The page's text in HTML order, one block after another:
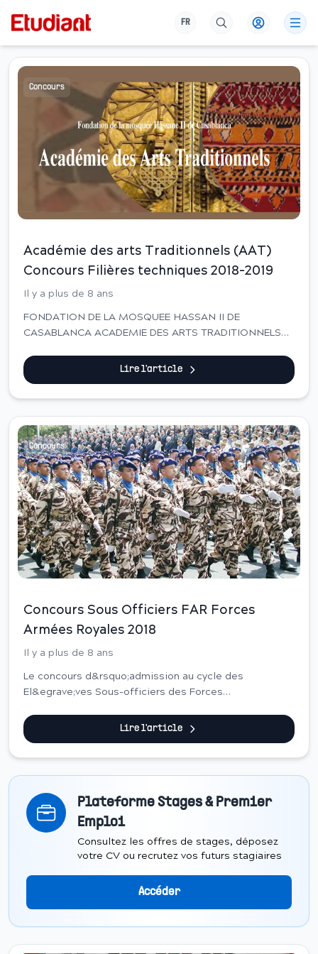
FR
Concours
Académie des arts Traditionnels (AAT)
Concours Filières techniques 2018-2019
Il y a plus de 8 ans
FONDATION DE LA MOSQUEE HASSAN II DE
CASABLANCA ACADEMIE DES ARTS TRADITIONNELS
organise le 15 septembre 2018 un concours
d&rsquo;acc&egrave;s en pr...
Lire l'article
Concours
Concours Sous Officiers FAR Forces
Armées Royales 2018
Il y a plus de 8 ans
Le concours d&rsquo;admission au cycle des
El&egrave;ves Sous-officiers des Forces
de l&rsquo;ann&eacute;e 2018, dans les
sp&eacute;cialit&eacute;s ...
Lire l'article
Plateforme Stages & Premier
Emploi
Consultez les offres de stages, déposez
votre CV ou recrutez vos futurs stagiaires
Accéder